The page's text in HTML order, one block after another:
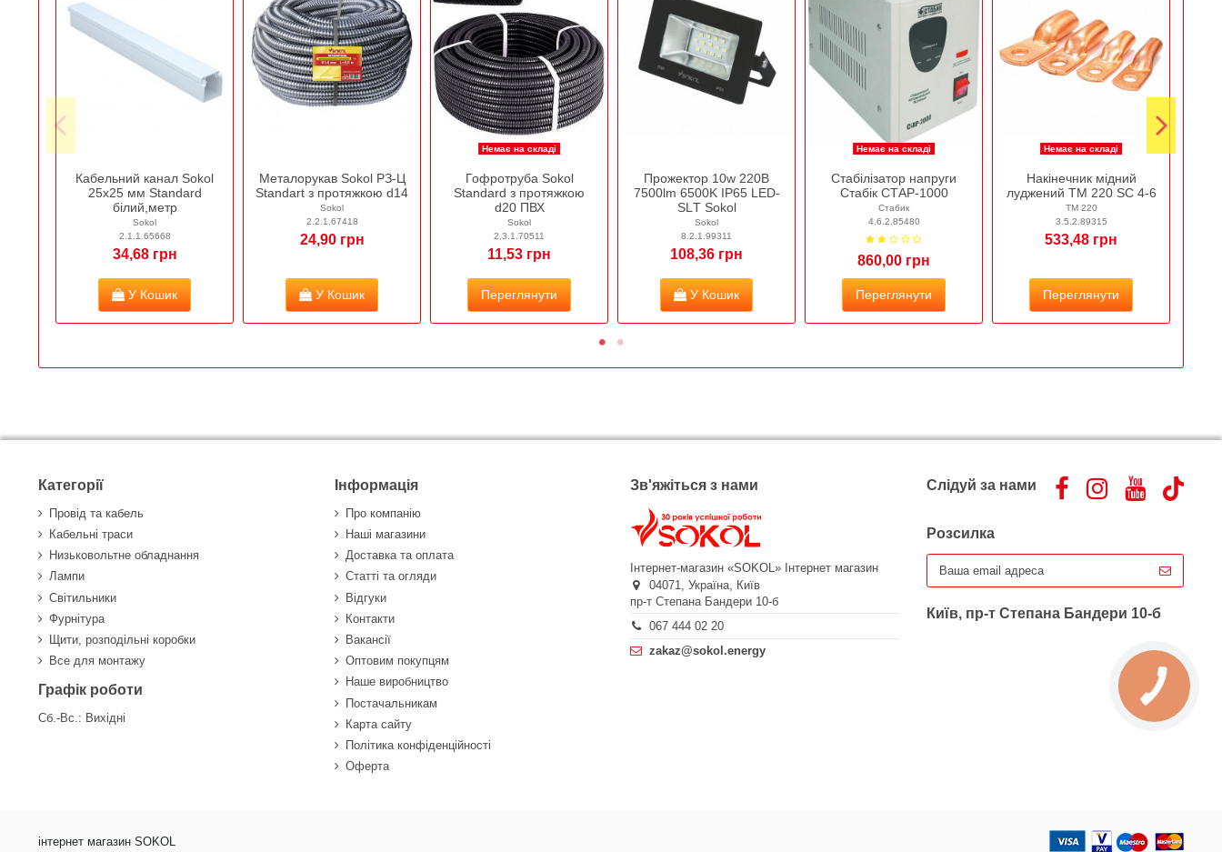
Кабельний канал Sokol
25х25 мм Standard
білий,метр
Sokol
2.1.1.65668
34,68 грн
У Кошик
Металорукав Sokol РЗ-Ц
Standart з протяжкою d14
Sokol
2.2.1.67418
24,90 грн
У Кошик
Немає на складі
Гофротруба Sokol
Standard з протяжкою
d20 ПВХ
Sokol
2.3.1.70511
11,53 грн
Переглянути
Прожектор 10w 220В
7500lm 6500K IP65 LED-
SLТ Sokol
Sokol
8.2.1.99311
108,36 грн
У Кошик
Немає на складі
Стабілізатор напруги
Стабік СТАР-1000
Стабик
4.6.2.85480
860,00 грн
Переглянути
Немає на складі
Накінечник мідний
луджений ТМ 220 SC 4-6
ТМ 220
3.5.2.89315
533,48 грн
Переглянути
Категорії
Провід та кабель
Кабельні траси
Низьковольтне обладнання
Лампи
Світильники
Фурнітура
Щити, розподільні коробки
Все для монтажу
Графік роботи
Сб.-Вс.: Вихідні
Інформація
Про компанію
Наші магазини
Доставка та оплата
Статті та огляди
Відгуки
Контакти
Вакансії
Оптовим покупцям
Наше виробництво
Постачальникам
Карта сайту
Політика конфіденційності
Оферта
Зв'яжіться з нами
Інтернет-магазин «SOKOL» Інтернет магазин
04071,Україна, Київ
пр-т Степана Бандери 10-б
067 444 02 20
zakaz@sokol.energy
Слідуй за нами
Розсилка
Київ, пр-т Степана Бандери 10-б
інтернет магазин SOKOL